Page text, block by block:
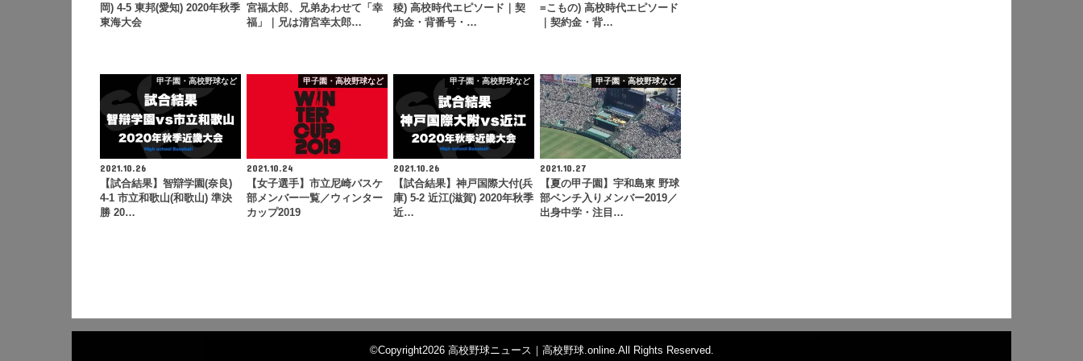
岡) 4-5 東邦(愛知) 2020年秋季
東海大会
宮福太郎、兄弟あわせて「幸
福」｜兄は清宮幸太郎…
稜) 高校時代エピソード｜契
約金・背番号・…
=こもの) 高校時代エピソード
｜契約金・背…
甲子園・高校野球など
2021.10.26
【試合結果】智辯学園(奈良)
4-1 市立和歌山(和歌山) 準決
勝 20…
甲子園・高校野球など
2021.10.24
【女子選手】市立尼崎バスケ
部メンバー一覧／ウィンター
カップ2019
甲子園・高校野球など
2021.10.26
【試合結果】神戸国際大付(兵
庫) 5-2 近江(滋賀) 2020年秋季
近…
甲子園・高校野球など
2021.10.27
【夏の甲子園】宇和島東 野球
部ベンチ入りメンバー2019／
出身中学・注目…
©Copyright2026 高校野球ニュース｜高校野球.online.All Rights Reserved.